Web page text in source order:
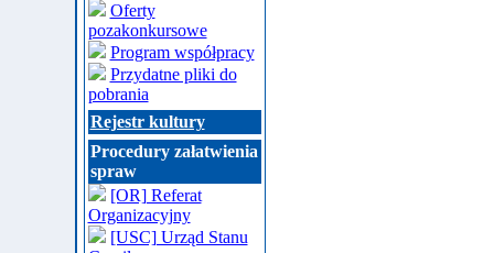
Oferty
pozakonkursowe
Program współpracy
Przydatne pliki do
pobrania
Rejestr kultury
Procedury załatwienia
spraw
[OR] Referat
Organizacyjny
[USC] Urząd Stanu